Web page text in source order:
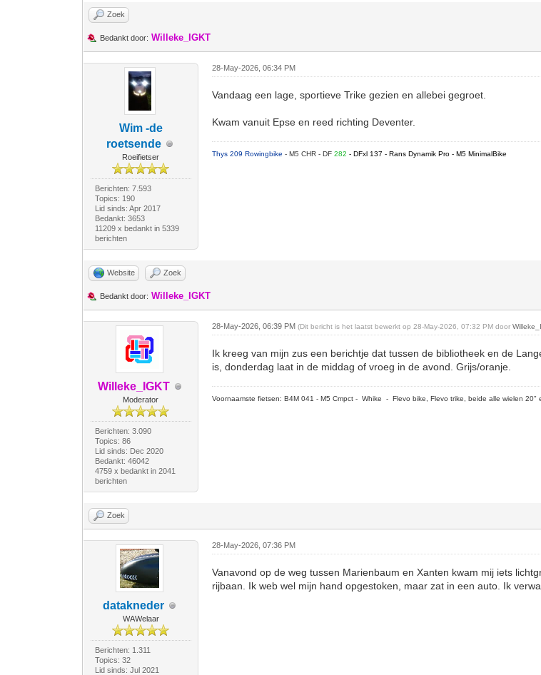
Zoek
Bedankt door: Willeke_IGKT
Wim -de
roetsende
Roeifietser
Berichten: 7.593
Topics: 190
Lid sinds: Apr 2017
Bedankt: 3653
11209 x bedankt in 5339
berichten
28-May-2026, 06:34 PM
Vandaag een lage, sportieve Trike gezien en allebei gegroet.
Kwam vanuit Epse en reed richting Deventer.
Thys 209 Rowingbike- M5 CHR - DF282- DFxl 137 - Rans Dynamik Pro - M5 MinimalBike
Website Zoek
Bedankt door: Willeke_IGKT
Willeke_IGKT
Moderator
Berichten: 3.090
Topics: 86
Lid sinds: Dec 2020
Bedankt: 46042
4759 x bedankt in 2041
berichten
28-May-2026, 06:39 PM(Dit bericht is het laatst bewerkt op 28-May-2026, 07:32 PM door
Ik kreeg van mijn zus een berichtje dat tussen de bibliotheek en de
is, donderdag laat in de middag of vroeg in de avond. Grijs/oranje.
Voornaamste fietsen: B4M 041 - M5 Cmpct - Whike - Flevo bike, Flevo trike, beide alle wielen 20"
Zoek
datakneder
WAWelaar
Berichten: 1.311
Topics: 32
Lid sinds: Jul 2021
28-May-2026, 07:36 PM
Vanavond op de weg tussen Marienbaum en Xanten kwam mij iets
rijbaan. Ik web wel mijn hand opgestoken, maar zat in een auto. Ik